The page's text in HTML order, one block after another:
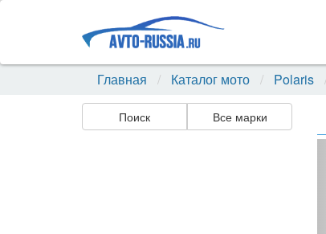
Главная Каталог мото Polaris
Поиск Все марки